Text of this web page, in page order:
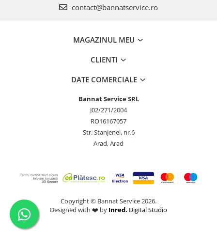
contact@bannatservice.ro
MAGAZINUL MEU
CLIENTI
DATE COMERCIALE
Bannat Service SRL
J02/271/2004
RO16167057
Str. Stanjenel, nr.6
Arad, Arad
Copyright © Bannat Service 2026.
Designed with ❤️ by Inred. Digital Studio